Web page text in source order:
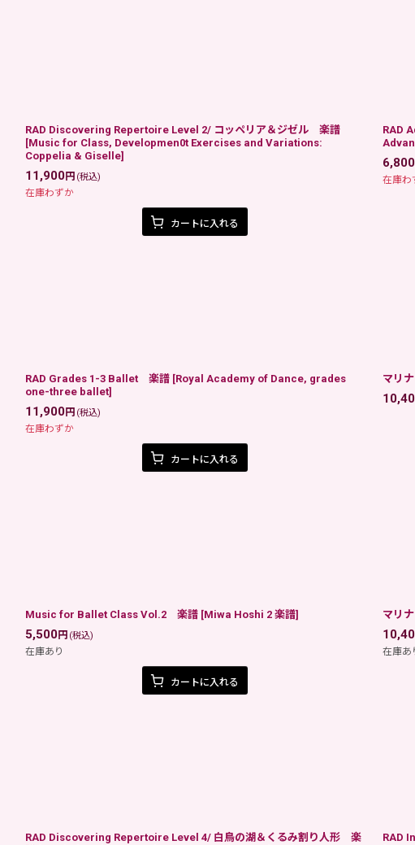
RAD Discovering Repertoire Level 2/ コッペリア＆ジゼル 楽譜
[Music for Class, Developmen0t Exercises and Variations:
Coppelia & Giselle]
11,900円 (税込)
在庫わずか
カートに入れる
RAD
6,800
在庫わ
RAD Grades 1-3 Ballet 楽譜 [Royal Academy of Dance, grades
one-three ballet]
11,900円 (税込)
在庫わずか
カートに入れる
マリ
Music for Ballet Class Vol.2 楽譜 [Miwa Hoshi 2 楽譜]
5,500円 (税込)
在庫あり
カートに入れる
マリ
在庫あ
RAD Discovering Repertoire Level 4/ 白鳥の湖＆くるみ割り人形 楽
RAD